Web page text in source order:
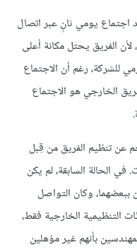
اجتماع يومي ثانٍ عبر اتصال
الفريق يحتل مكانة أعلى
للشركة، رغم أن الاجتماع
الخارجي هو الاجتماع
عن تنظيم الفريق من قِبل
الحالة السابقة، لم يكن
ببعضهما، وكان التواصل
التنظيمية الخارجية فقط،
بأنهم غير مؤهلين